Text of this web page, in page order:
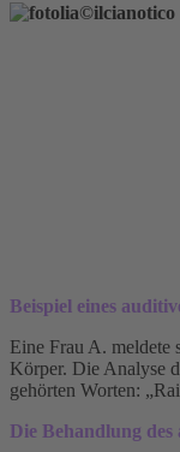
Beispiel eines
Eine Frau A. meldete
Körper. Die Analyse
gehörten Worten:
Die Behandlung